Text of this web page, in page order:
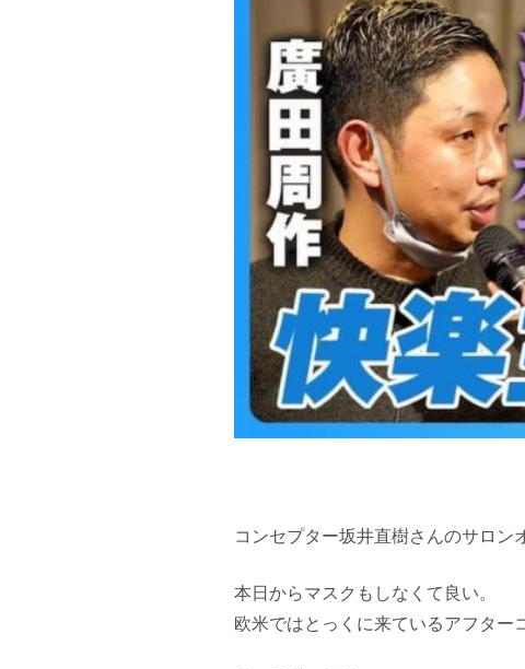
コンセプター坂井直樹さんのサロン
本日からマスクもしなくて良い。
欧米ではとっくに来ているアフター